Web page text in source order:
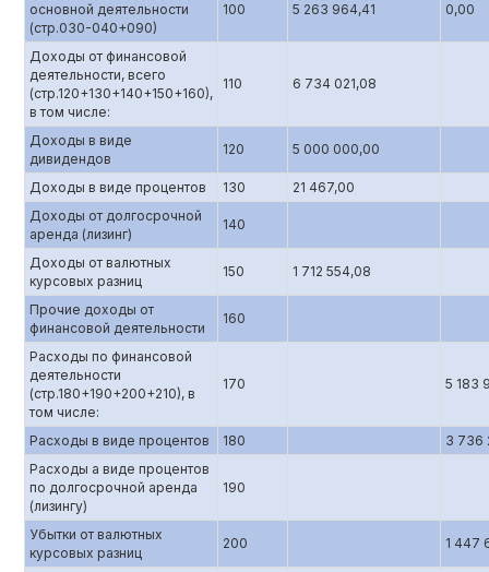
основной деятельности
(стр.0З0-040+090)
100 5 263 964,41 0,00
Доходы от финансовой
деятельности, всего
(стр.120+130+140+150+160),
в том числе:
110 6 734 021,08
Доходы в виде
дивидендов
120 5 000 000,00
Доходы в виде процентов 130
21 467,00
Доходы от долгосрочной
аренда (лизинг)
140
Доходы от валютных
курсовых разниц
150 1 712 554,08
Прочие доходы от
финансовой деятельности
160
Расходы по финансовой
деятельности
(стр.180+190+200+210), в
том числе:
170 5 183
Расходы в виде процентов 180
3 736
Расходы а виде процентов
по долгосрочной аренда
(лизингу)
190
Убытки от валютных
курсовых разниц
200 1 447